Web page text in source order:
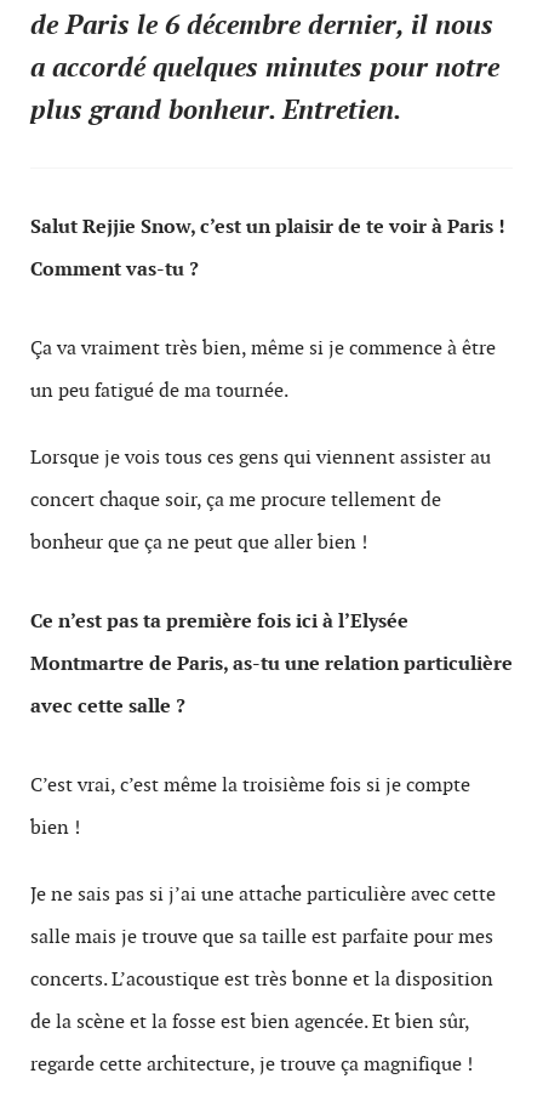
de Paris le 6 décembre dernier, il nous
a accordé quelques minutes pour notre
plus grand bonheur. Entretien.
Salut Rejjie Snow, c’est un plaisir de te voir à Paris !
Comment vas-tu ?
Ça va vraiment très bien, même si je commence à être
un peu fatigué de ma tournée.
Lorsque je vois tous ces gens qui viennent assister au
concert chaque soir, ça me procure tellement de
bonheur que ça ne peut que aller bien !
Ce n’est pas ta première fois ici à l’Elysée
Montmartre de Paris, as-tu une relation particulière
avec cette salle ?
C’est vrai, c’est même la troisième fois si je compte
bien !
Je ne sais pas si j’ai une attache particulière avec cette
salle mais je trouve que sa taille est parfaite pour mes
concerts. L’acoustique est très bonne et la disposition
de la scène et la fosse est bien agencée. Et bien sûr,
regarde cette architecture, je trouve ça magnifique !